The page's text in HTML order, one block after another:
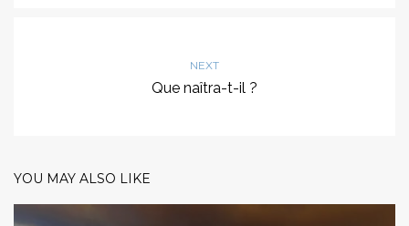
NEXT
Que naîtra-t-il ?
YOU MAY ALSO LIKE